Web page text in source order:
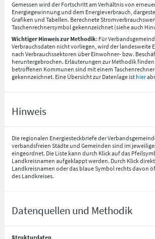
Gemessen wird der Fortschritt am Verhältnis von
Energiegewinnung und dem Energieverbrauch,
Grafiken und Tabellen. Berechnete
Taschenrechnersymbol gekennzeichnet (siehe auch
Wichtiger Hinweis zur Methodik: Für
Verbrauchsdaten nicht vorliegen, wird der landesweite
nach Verbrauchssektoren über Einwohner- bzw.
heruntergebrochen. Erläuterungen zur Methodik finden
betroffenen Kommunen sind mit einem
gekennzeichnet. Eine Übersicht zur Datenlage ist hier
Hinweis
Die regionalen Energiesteckbriefe der
verbandsfreien Städte und Gemeinden sind im
eingeordnet. Die Liste kann durch Klick auf das
Landkreisnamen aufgeklappt werden. Durch Klick
Landkreisnamen oder das blaue Symbol rechts davon
des Landkreises.
Datenquellen und Methodik
Strukturdaten